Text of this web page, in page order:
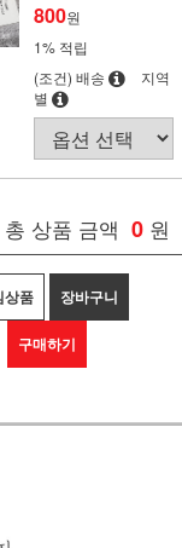
800원
1% 적립
(조건) 배송
지역
별
총 상품 금액 0 원
상품 장바구니
구매하기